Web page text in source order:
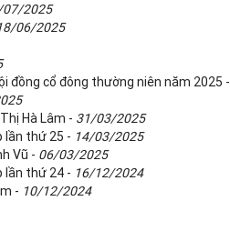
2025
06/2025
đồng cổ đông thường niên năm 2025 -
Hà Lâm - 31/03/2025
lần thứ 25 - 14/03/2025
Vũ - 06/03/2025
lần thứ 24 - 16/12/2024
- 10/12/2024